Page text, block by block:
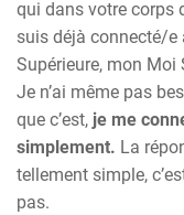
qui dans votre corps
suis déjà connecté/e
Supérieure, mon Moi
Je n’ai même pas
que c’est, je me
simplement. La
tellement simple,
pas.